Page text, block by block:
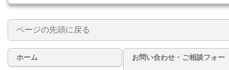
ページの先頭に戻る
ホーム
お問い合わせ・ご相談フォー